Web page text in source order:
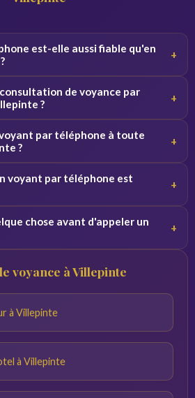
est-elle aussi fiable qu'en
+
se concentre sur votre voix et
de voyance par
?
+
minutes sont souvent offertes
par téléphone à toute
?
+
comme de nuit depuis Villepinte et
voyant par téléphone est
+
Profitez des minutes
chose avant d'appeler un
+
sont précises, plus les réponses
voyance à Villepinte
à Villepinte
à Villepinte